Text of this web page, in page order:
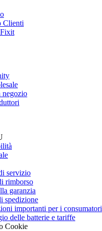
Clienti
negozio
servizio
rimborso
garanzia
spedizione
importanti per i consumatori
delle batterie e tariffe
Cookie